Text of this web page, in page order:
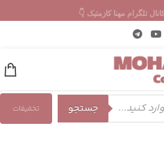
تلگرام مهنا کازمتیک 👇
جستجو تخفیفات